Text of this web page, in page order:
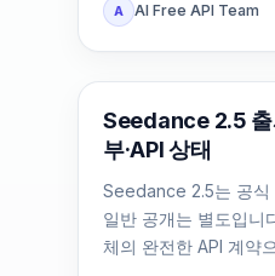
A AI Free API Team
AI Video Generation
Seedance 2.5 출
부·API 상태
Seedance 2.5는 공식
일반 공개는 별도입니
체의 완전한 API 계약